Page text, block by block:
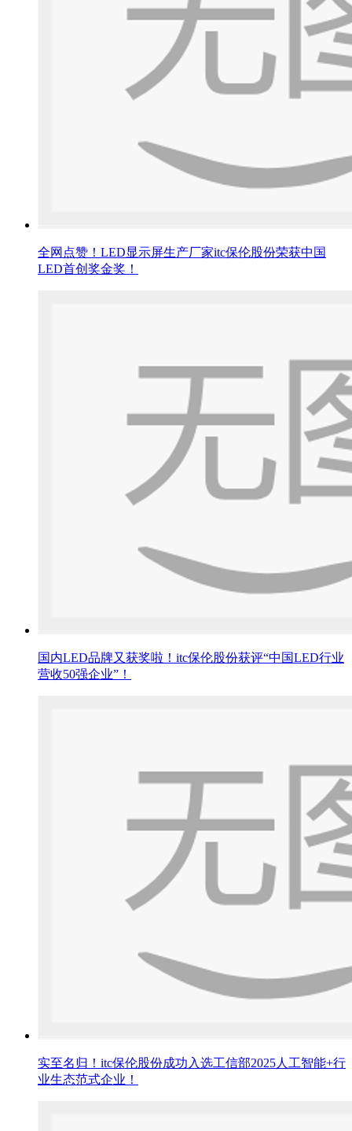
全网点赞！LED显示屏生产厂家itc保伦股份荣获中国
LED首创奖金奖！
国内LED品牌又获奖啦！itc保伦股份获评“中国LED行业
营收50强企业”！
实至名归！itc保伦股份成功入选工信部2025人工智能+行
业生态范式企业！